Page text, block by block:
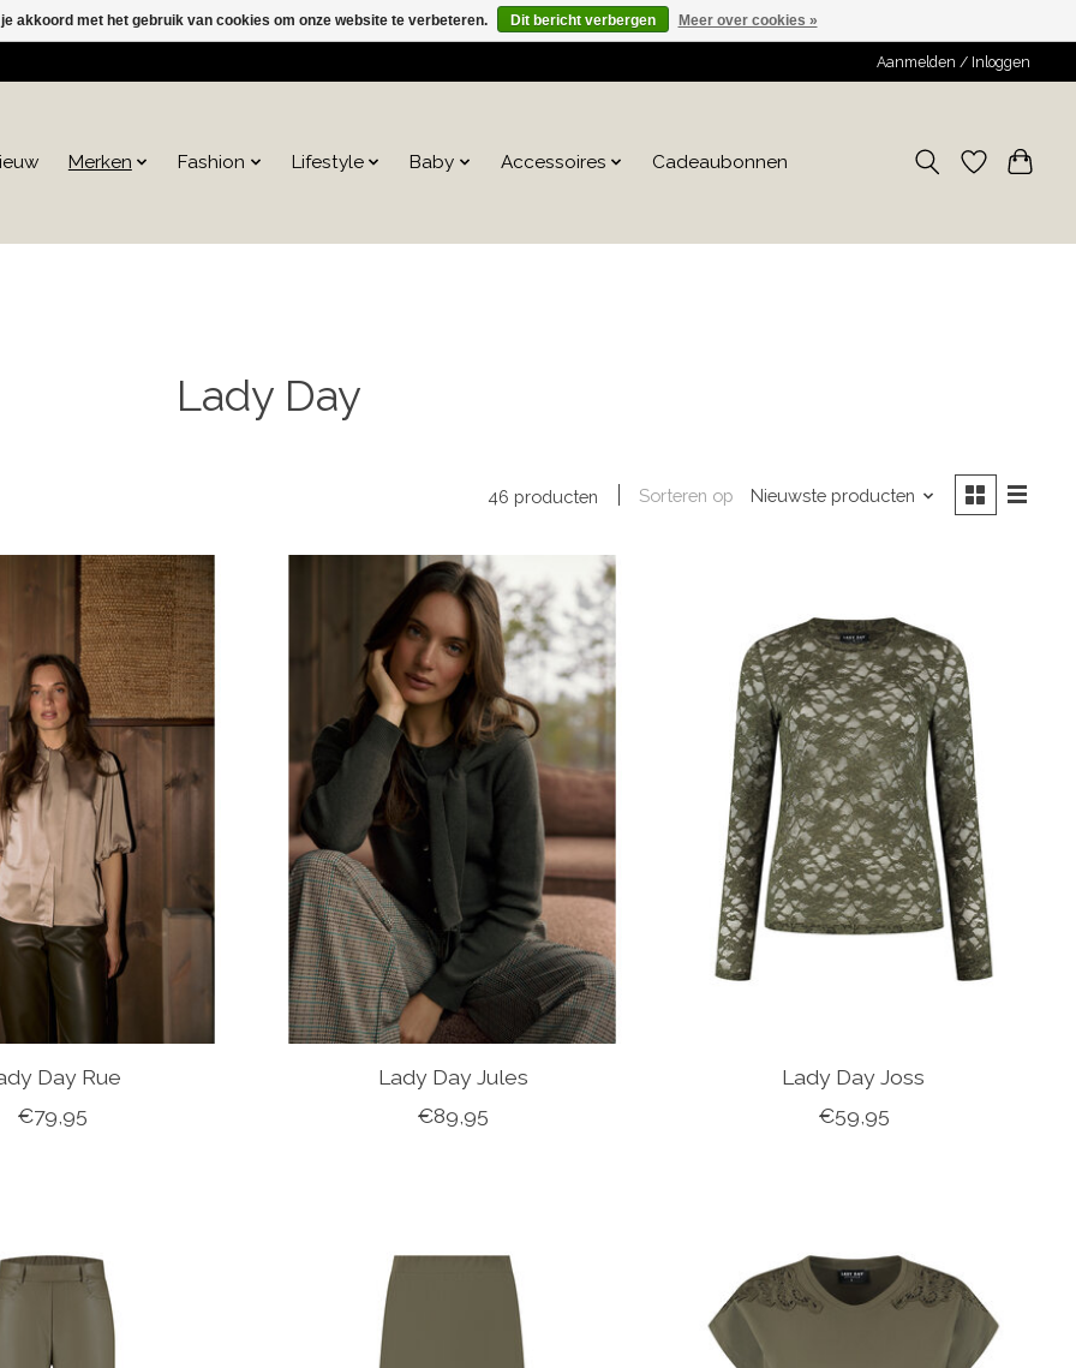
Aanmelden / Inloggen
Merken Fashion Lifestyle Baby Accessoires Cadeaubonnen
Lady Day
46 producten Sorteren op Nieuwste producten
Day Rue
€79,95
Lady Day Jules
€89,95
Lady Day Joss
€59,95
akkoord met het gebruik van cookies om onze website te verbeteren. Dit bericht verbergen Meer over cookies »